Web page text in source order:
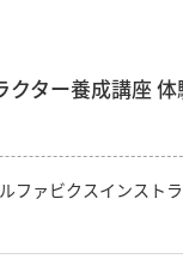
ター養成講座
ファビクスインスト